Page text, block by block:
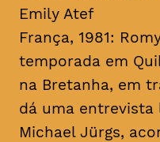
Emily Atef
França, 1981:
temporada em
na Bretanha, em
dá uma
Michael Jürgs,